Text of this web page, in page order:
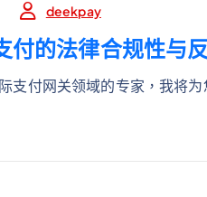
deekpay
付的法律合规性与
支付网关领域的专家，我将